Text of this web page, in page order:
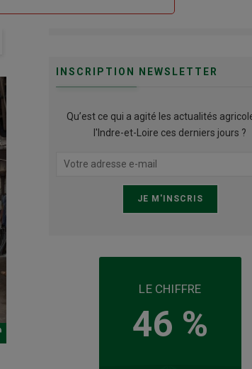
INSCRIPTION NEWSLETTER
Qu’est ce qui a agité les actualités
l'Indre-et-Loire ces derniers jours ?
LE CHIFFRE
46 %